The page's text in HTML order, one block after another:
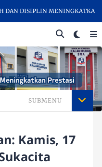
DISIPLIN MENINGKATKAN
SUBMENU
Kamis, 17